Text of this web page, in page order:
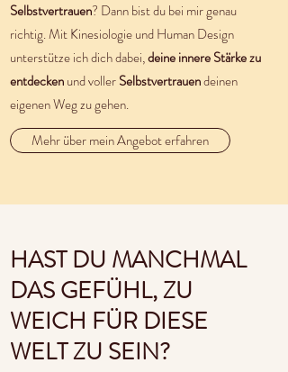
Selbstvertrauen? Dann bist du bei mir genau
richtig. Mit Kinesiologie und Human Design
unterstütze ich dich dabei,deine innere Stärke zu
entdeckenund vollerSelbstvertrauendeinen
eigenen Weg zu gehen.
Mehr über mein Angebot erfahren
HAST DU MANCHMAL
DAS GEFÜHL, ZU
WEICH FÜR DIESE
WELT ZU SEIN?